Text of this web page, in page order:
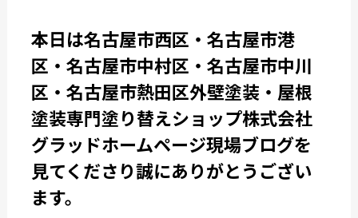
本日は名古屋市西区・名古屋市港
区・名古屋市中村区・名古屋市中川
区・名古屋市熱田区外壁塗装・屋根
塗装専門塗り替えショップ株式会社
グラッドホームページ現場ブログを
見てくださり誠にありがとうござい
ます。